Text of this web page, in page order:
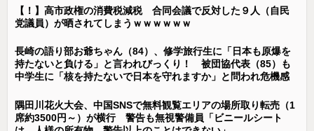
【！】高市政権の消費税減税 合同会議で反対した９人（自民
党議員）が晒されてしまうｗｗｗｗｗｗ
長崎の語り部お爺ちゃん（84）、修学旅行生に「日本も原爆を
持たないと負ける」と言われびっくり！ 被団協代表（85）も
中学生に「核を持たないで日本を守れますか」と問われ危機感
隅田川花火大会、中国SNSで無料観覧エリアの場所取り転売（1
席約3500円～）が横行 警告も無視警備員「ビニールシート